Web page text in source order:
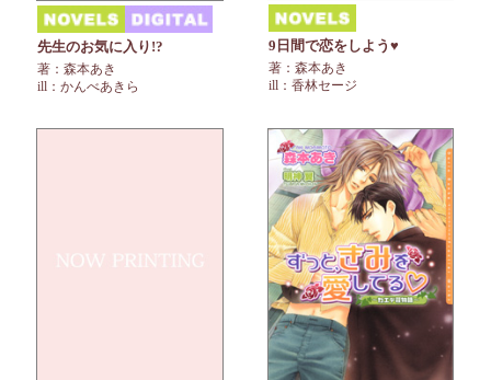
先生のお気に入り!?
著：森本あき
ill：かんべあきら
9日間で恋をしよう♥
著：森本あき
ill：香林セージ